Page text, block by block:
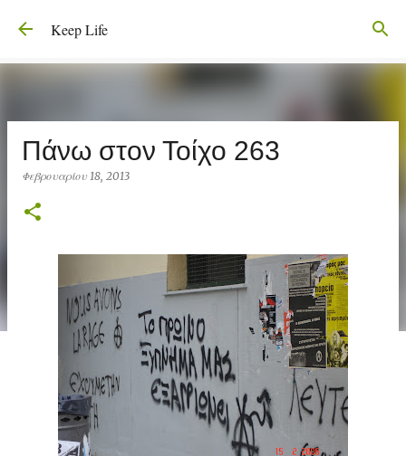
Μετάβαση στο κύριο περιεχόμενο
Keep Life
Πάνω στον Τοίχο 263
Φεβρουαρίου 18, 2013